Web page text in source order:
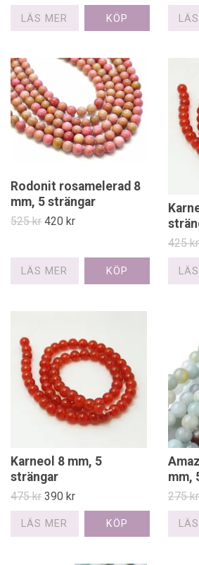
LÄS MER
Rodonit rosamelerad 8
mm, 5 strängar
525 kr 420 kr
LÄS MER
425 kr
Karneol 8 mm, 5
strängar
475 kr 390 kr
LÄS MER
mm,
275 kr